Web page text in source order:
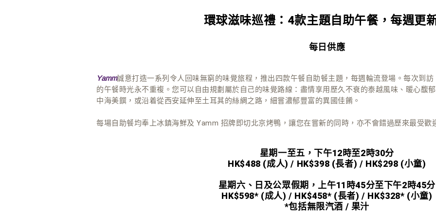
環球滋味巡禮：4款主題自助午餐，每週更
每日供應
Yamm誠意打造一系列令人回味無窮的味覺旅程，推出四款午餐自助餐主題，每週輪流登場。每次到
的午餐時光永不重複。您可以自由規劃屬於自己的味覺路線：盡情享用歷久不衰的泰越風味、暖心馥
中海美饌，或沿着從西安延伸至土耳其的絲綢之路，細嘗濃郁豐富的異國佳餚。
每場自助餐均奉上冰鎮海鮮及 Yamm 招牌即切北京烤鴨，讓您在嘗新的同時，亦不會錯過歷來最受歡
星期一至五，下午12時至2時30分
HK$488 (成人) / HK$398 (長者) / HK$298 (小童)
星期六、日及公眾假期，上午11時45分至下午2時45分
HK$598* (成人) / HK$458* (長者) / HK$328* (小童)
*包括無限汽酒 / 果汁